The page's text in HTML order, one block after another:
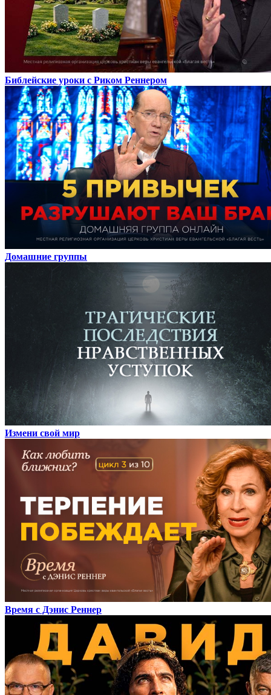
Библейские уроки с Риком Реннером
Домашние группы
Измени свой мир
Время с Дэнис Реннер